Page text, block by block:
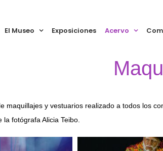
El Museo Exposiciones Acervo
maquillajes y vestuarios realizado a todos los
fotógrafa Alicia Teibo.